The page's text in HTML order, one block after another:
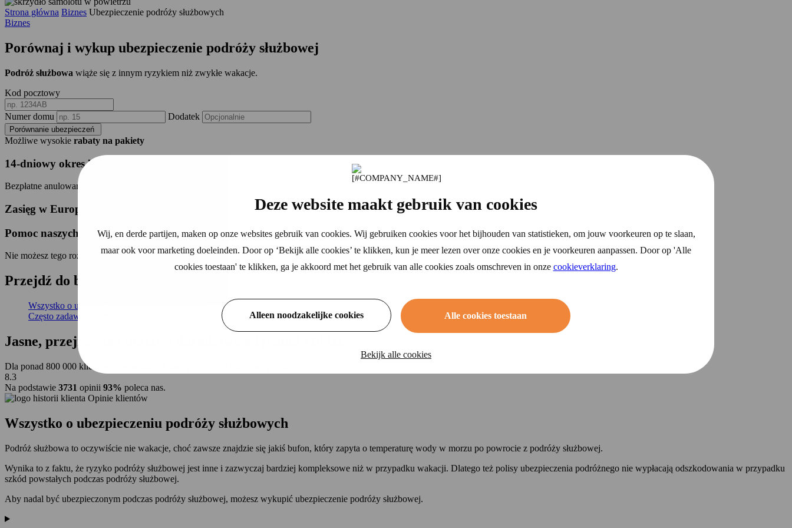
Deze website maakt gebruik van cookies
Wij, en derde partijen, maken op onze websites gebruik van cookies. Wij gebruiken cookies voor het bijhouden van statistieken, om jouw voorkeuren op te slaan,
maar ook voor marketing doeleinden. Door op ‘Bekijk alle cookies’ te klikken, kun je meer lezen over onze cookies en je voorkeuren aanpassen. Door op 'Alle
cookies toestaan' te klikken, ga je akkoord met het gebruik van alle cookies zoals omschreven in onze cookieverklaring.
Alleen noodzakelijke cookies Alle cookies toestaan
Bekijk alle cookies
Strona główna Biznes Ubezpieczenie podróży służbowych
Biznes
Porównaj i wykup ubezpieczenie podróży służbowej
Podróż służbowa wiąże się z innym ryzykiem niż zwykłe wakacje.
Kod pocztowy
Numer domu Dodatek
Porównanie ubezpieczeń
Możliwe wysokie rabaty na pakiety
14-dniowy okres karencji
Bezpłatne anulowanie w ciągu 14 dni
Zasięg w Europie lub na świecie
Pomoc naszych ekspertów
Nie możesz tego rozgryźć? Nasi eksperci są zawsze gotowi do pomocy
Przejdź do bezpośredni
Wszystko o ubezpieczeniu podróży służbowych
Często zadawane pytania
Jasne, przejrzyste i uczciwe doradztwo od ponad
Dla ponad 800 000 klientów zapewniamy jasne, przejrzyste i uczciwe porady.
8.3
Na podstawie 3731 opinii 93% poleca nas.
Opinie klientów
Wszystko o ubezpieczeniu podróży służbowych
Podróż służbowa to oczywiście nie wakacje, choć zawsze znajdzie się jakiś bufon, który zapyta o temperaturę wody w morzu po powrocie z podróży służbowej.
Wynika to z faktu, że ryzyko podróży służbowej jest inne i zazwyczaj bardziej kompleksowe niż w przypadku wakacji. Dlatego też polisy ubezpieczenia podróżnego nie wypłacają odszkodowania w przypadku
szkód powstałych podczas podróży służbowej.
Aby nadal być ubezpieczonym podczas podróży służbowej, możesz wykupić ubezpieczenie podróży służbowej.